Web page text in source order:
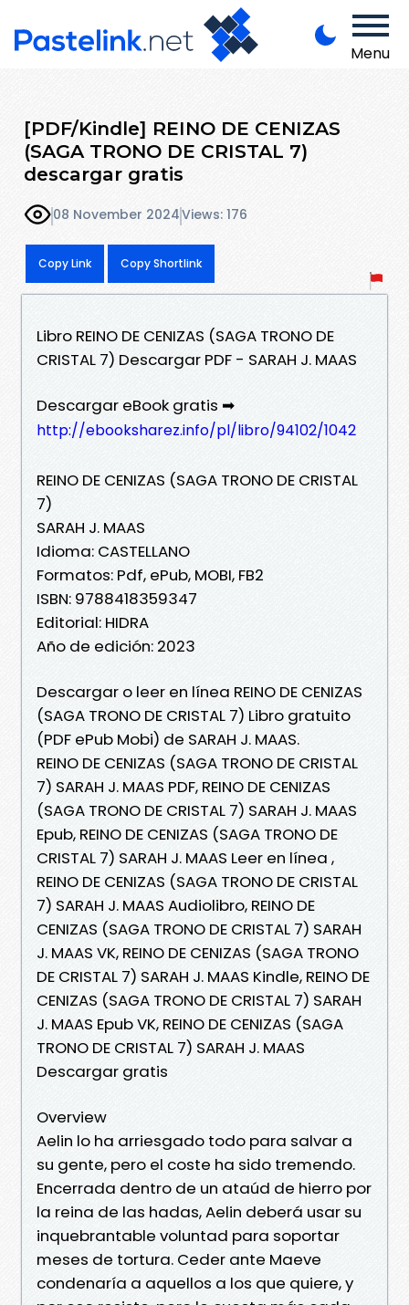
Menu
[PDF/Kindle] REINO DE CENIZAS
(SAGA TRONO DE CRISTAL 7)
descargar gratis
08 November 2024Views: 176
Copy Link Copy Shortlink
Libro REINO DE CENIZAS (SAGA TRONO DE
CRISTAL 7) Descargar PDF - SARAH J. MAAS
Descargar eBook gratis ➡
http://ebooksharez.info/pl/libro/94102/1042
REINO DE CENIZAS (SAGA TRONO DE CRISTAL
7)
SARAH J. MAAS
Idioma: CASTELLANO
Formatos: Pdf, ePub, MOBI, FB2
ISBN: 9788418359347
Editorial: HIDRA
Año de edición: 2023
Descargar o leer en línea REINO DE CENIZAS
(SAGA TRONO DE CRISTAL 7) Libro gratuito
(PDF ePub Mobi) de SARAH J. MAAS.
REINO DE CENIZAS (SAGA TRONO DE CRISTAL
7) SARAH J. MAAS PDF, REINO DE CENIZAS
(SAGA TRONO DE CRISTAL 7) SARAH J. MAAS
Epub, REINO DE CENIZAS (SAGA TRONO DE
CRISTAL 7) SARAH J. MAAS Leer en línea ,
REINO DE CENIZAS (SAGA TRONO DE CRISTAL
7) SARAH J. MAAS Audiolibro, REINO DE
CENIZAS (SAGA TRONO DE CRISTAL 7) SARAH
J. MAAS VK, REINO DE CENIZAS (SAGA TRONO
DE CRISTAL 7) SARAH J. MAAS Kindle, REINO DE
CENIZAS (SAGA TRONO DE CRISTAL 7) SARAH
J. MAAS Epub VK, REINO DE CENIZAS (SAGA
TRONO DE CRISTAL 7) SARAH J. MAAS
Descargar gratis
Overview
Aelin lo ha arriesgado todo para salvar a
su gente, pero el coste ha sido tremendo.
Encerrada dentro de un ataúd de hierro por
la reina de las hadas, Aelin deberá usar su
inquebrantable voluntad para soportar
meses de tortura. Ceder ante Maeve
condenaría a aquellos a los que quiere, y